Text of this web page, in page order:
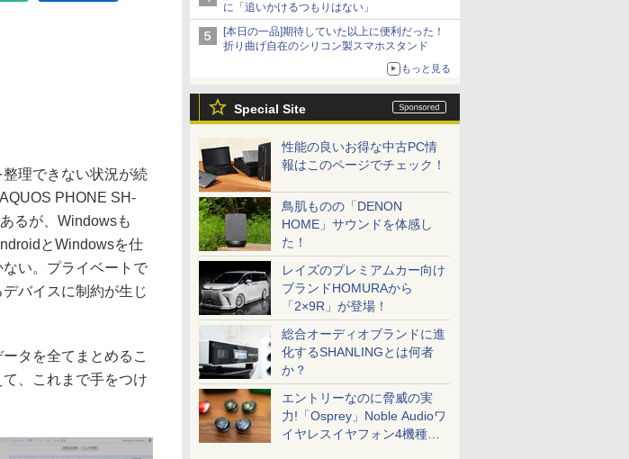
に「追いかけるつもりはない」
[本日の一品]期待していた以上に便利だった！
折り曲げ自在のシリコン製スマホスタンド
もっと見る
Special Site
性能の良いお得な中古PC情
報はこのページでチェック！
鳥肌ものの「DENON
HOME」サウンドを体感し
た！
レイズのプレミアムカー向け
ブランドHOMURAから
「2×9R」が登場！
総合オーディオブランドに進
化するSHANLINGとは何者
か？
エントリーなのに脅威の実
力!「Osprey」Noble Audioワ
イヤレスイヤフォン4機種を
理できない状況が続
PHONE SH-
るが、Windowsも
とWindowsを仕
い。プライベートで
バイスに制約が生じ
タを全てまとめるこ
、これまで手をつけ